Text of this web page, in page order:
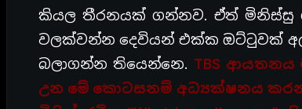
කියල තීරනයක් ගන්නව. ඒත් මිනිස්සු
වලක්වන්න දෙවියන් එක්ක ඔට්ටුවක්
බලාගන්න තියෙන්නෙ. TBS ආයතනය
උන මේ කොටසනම් අධ්‍යක්ෂනය කරන්නෙ